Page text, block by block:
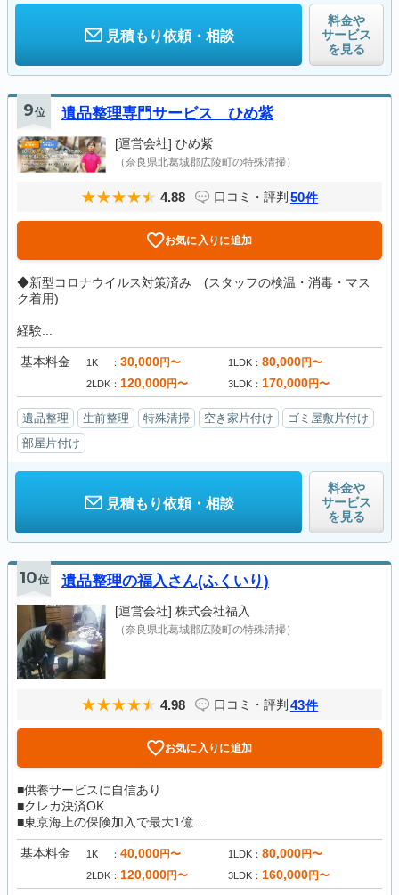
見積もり依頼・相談
料金や
サービス
を見る
9位 遺品整理専門サービス ひめ紫
[運営会社] ひめ紫
（奈良県北葛城郡広陵町の特殊清掃）
4.88 口コミ・評判 50件
お気に入りに追加
◆新型コロナウイルス対策済み (スタッフの検温・消毒・マス
ク着用)
経験...
基本料金 1K 30,000円〜 1LDK 80,000円〜
2LDK 120,000円〜 3LDK 170,000円〜
遺品整理 生前整理 特殊清掃 空き家片付け
ゴミ屋敷片付け
部屋片付け
見積もり依頼・相談
料金や
サービス
を見る
10位 遺品整理の福入さん(ふくいり)
[運営会社] 株式会社福入
（奈良県北葛城郡広陵町の特殊清掃）
4.98 口コミ・評判 43件
お気に入りに追加
■供養サービスに自信あり
■クレカ決済OK
■東京海上の保険加入で最大1億...
基本料金 1K 40,000円〜 1LDK 80,000円〜
2LDK 120,000円〜 3LDK 160,000円〜